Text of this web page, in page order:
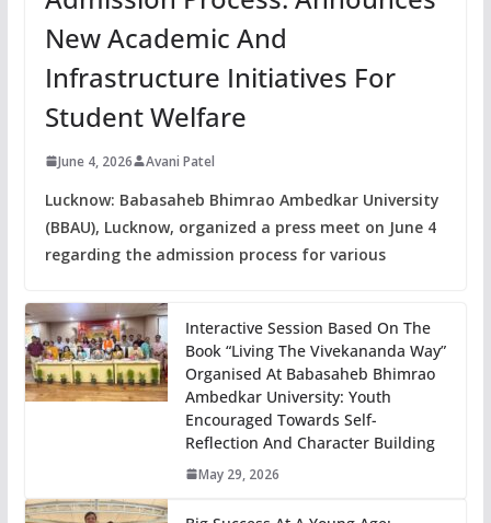
New Academic And
Infrastructure Initiatives For
Student Welfare
June 4, 2026 Avani Patel
Lucknow: Babasaheb Bhimrao Ambedkar University
(BBAU), Lucknow, organized a press meet on June 4
regarding the admission process for various
Interactive Session Based On The
Book “Living The Vivekananda Way”
Organised At Babasaheb Bhimrao
Ambedkar University: Youth
Encouraged Towards Self-
Reflection And Character Building
May 29, 2026